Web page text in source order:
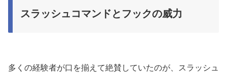
スラッシュコマンドとフックの威力
多くの経験者が口を揃えて絶賛していたのが、スラッシュ